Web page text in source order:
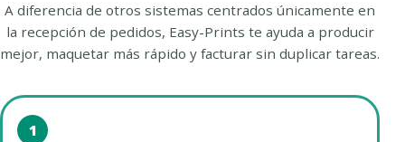
A diferencia de otros sistemas centrados únicamente en
la recepción de pedidos, Easy-Prints te ayuda a producir
mejor, maquetar más rápido y facturar sin duplicar tareas.
1